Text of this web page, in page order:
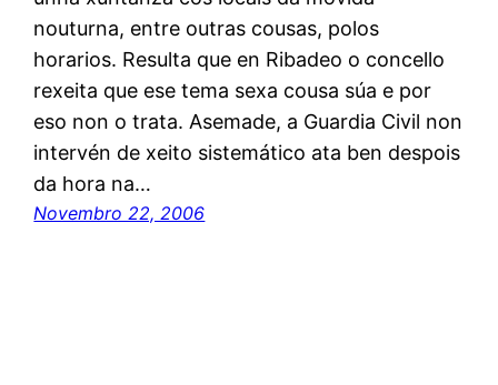
nouturna, entre outras cousas, polos
horarios. Resulta que en Ribadeo o concello
rexeita que ese tema sexa cousa súa e por
eso non o trata. Asemade, a Guardia Civil non
intervén de xeito sistemático ata ben despois
da hora na…
Novembro 22, 2006